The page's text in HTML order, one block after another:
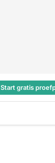
Start gratis